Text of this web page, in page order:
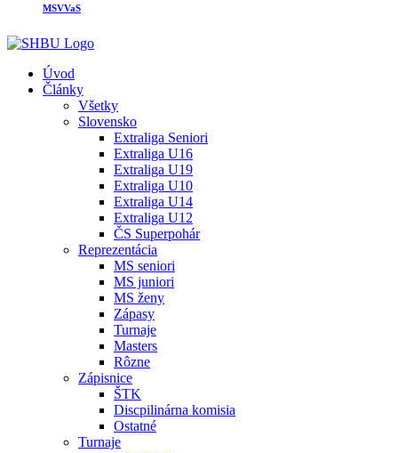
MSVVaS
Úvod
Články
Všetky
Slovensko
Extraliga Seniori
Extraliga U16
Extraliga U19
Extraliga U10
Extraliga U14
Extraliga U12
ČS Superpohár
Reprezentácia
MS seniori
MS juniori
MS ženy
Zápasy
Turnaje
Masters
Rôzne
Zápisnice
ŠTK
Discpilinárna komisia
Ostatné
Turnaje